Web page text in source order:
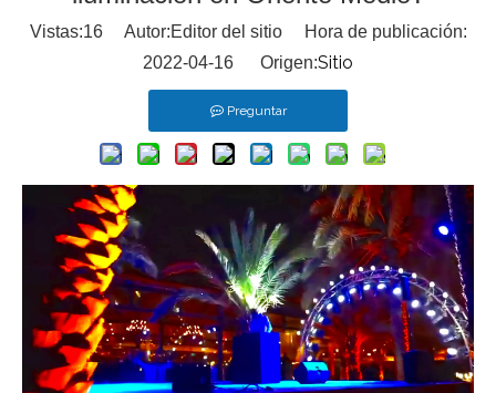
Vistas:16Autor:Editor del sitio Hora de publicación:
2022-04-16 Origen:Sitio
Preguntar